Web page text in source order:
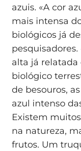
azuis. «A cor
mais intensa
biológicos já
alta já
biológico
de besouros,
azul intenso
Existem
na natureza,
frutos. Um